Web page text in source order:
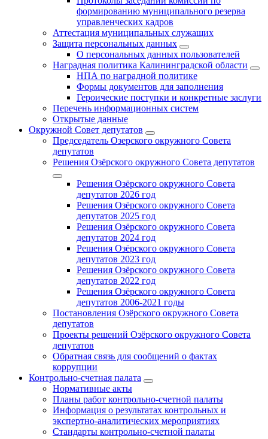
формированию муниципального резерва
управленческих кадров
Аттестация муниципальных служащих
Защита персональных данных
О персональных данных пользователей
Наградная политика Калининградской области
НПА по наградной политике
Формы документов для заполнения
Героические поступки и конкретные заслуги
Перечень информационных систем
Открытые данные
Окружной Совет депутатов
Председатель Озерского окружного Совета
депутатов
Решения Озёрского окружного Совета депутатов
Решения Озёрского окружного Совета
депутатов 2026 год
Решения Озёрского окружного Совета
депутатов 2025 год
Решения Озёрского окружного Совета
депутатов 2024 год
Решения Озёрского окружного Совета
депутатов 2023 год
Решения Озёрского окружного Совета
депутатов 2022 год
Решения Озёрского окружного Совета
депутатов 2006-2021 годы
Постановления Озёрского окружного Совета
депутатов
Проекты решений Озёрского окружного Совета
депутатов
Обратная связь для сообщений о фактах
коррупции
Контрольно-счетная палата
Нормативные акты
Планы работ контрольно-счетной палаты
Информация о результатах контрольных и
экспертно-аналитических мероприятиях
Стандарты контрольно-счетной палаты